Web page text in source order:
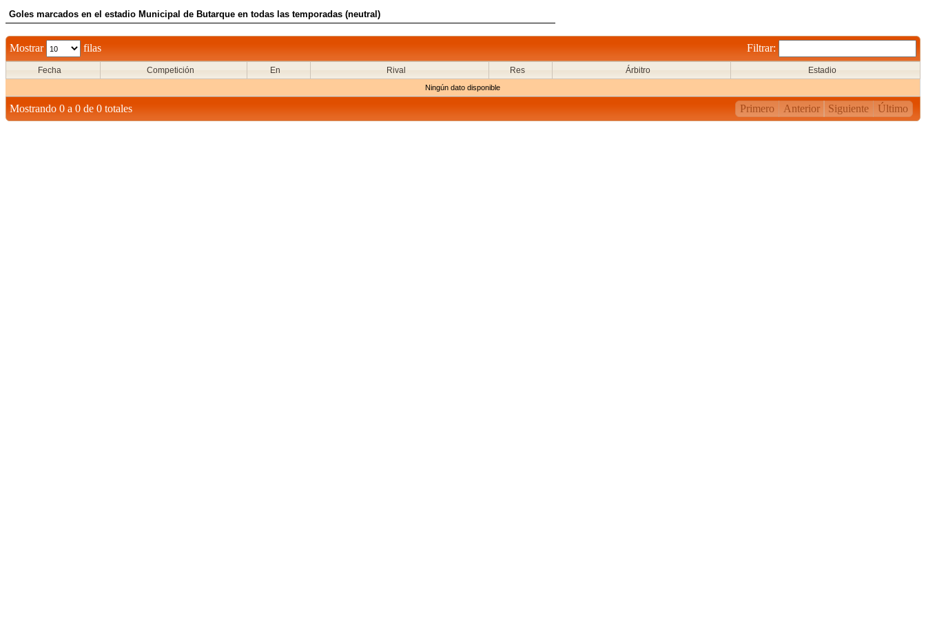
Goles marcados en el estadio Municipal de Butarque en todas las temporadas (neutral)
Mostrar filas Filtrar:
Fecha Competición En Rival Res Árbitro Estadio
Ningún dato disponible
Mostrando 0 a 0 de 0 totales Primero Anterior Siguiente Último